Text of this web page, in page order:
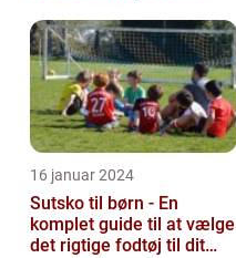
16 januar 2024
Sutsko til børn - En
komplet guide til at vælge
det rigtige fodtøj til dit